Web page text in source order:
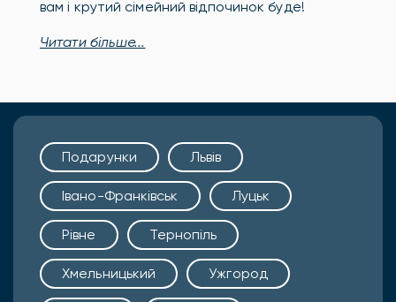
вам і крутий сімейний відпочинок буде!
Читати більше...
Подарунки Львів
Івано-Франківськ Луцьк
Рівне Тернопіль
Хмельницький Ужгород